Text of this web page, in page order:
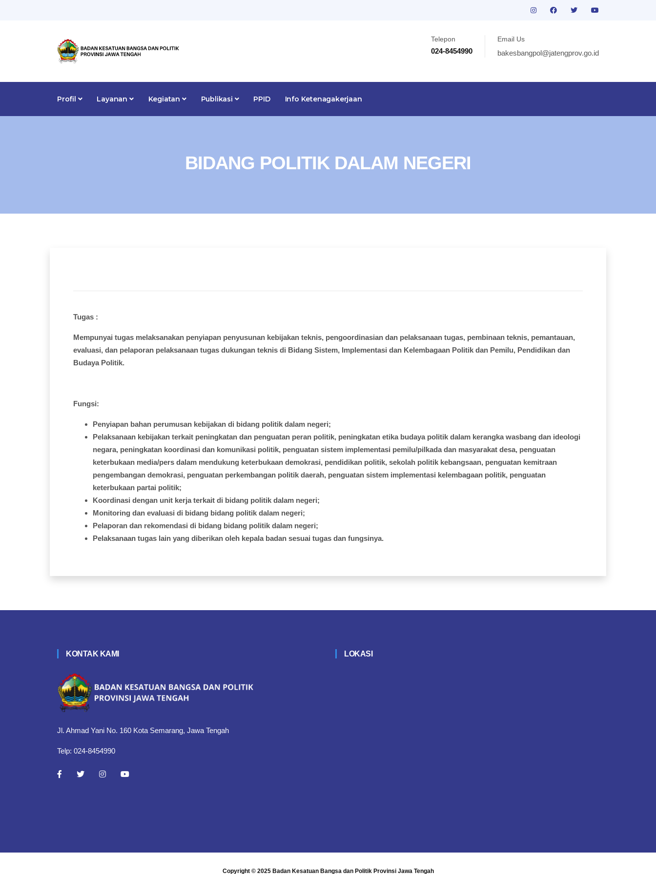
Telepon
024-8454990
Email Us
bakesbangpol@jatengprov.go.id
Profil Layanan Kegiatan Publikasi PPID Info Ketenagakerjaan
BIDANG POLITIK DALAM NEGERI
Tugas :
Mempunyai tugas melaksanakan penyiapan penyusunan kebijakan teknis, pengoordinasian dan pelaksanaan tugas, pembinaan teknis, pemantauan,
evaluasi, dan pelaporan pelaksanaan tugas dukungan teknis di Bidang Sistem, Implementasi dan Kelembagaan Politik dan Pemilu, Pendidikan dan
BudayaPolitik.
Fungsi:
Penyiapan bahan perumusan kebijakan di bidang politik dalam negeri;
Pelaksanaan kebijakan terkait peningkatan dan penguatan peran politik, peningkatan etika budaya politik dalam kerangka wasbang dan ideologi
negara, peningkatan koordinasi dan komunikasi politik, penguatan sistem implementasi pemilu/pilkadadan masyarakat desa, penguatan
keterbukaan media/pers dalam mendukung keterbukaan demokrasi, pendidikan politik, sekolah politik kebangsaan, penguatan kemitraan
pengembangan demokrasi, penguatan perkembangan politik daerah, penguatan sistem implementasi kelembagaan politik, penguatan
keterbukaan partai politik;
Koordinasi dengan unit kerja terkait di bidang politik dalam negeri;
Monitoring dan evaluasi di bidang bidang politik dalam negeri;
Pelaporan dan rekomendasi di bidang bidang politik dalam negeri;
Pelaksanaan tugas lain yang diberikan oleh kepalabadan sesuai tugas dan fungsinya.
KONTAK KAMI
Jl. Ahmad Yani No. 160 Kota Semarang, Jawa Tengah
Telp: 024-8454990
LOKASI
Copyright © 2025 Badan Kesatuan Bangsa dan Politik Provinsi Jawa Tengah